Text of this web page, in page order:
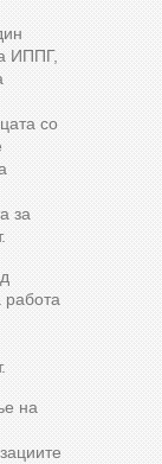
ИППГ,
со
за
работа
на